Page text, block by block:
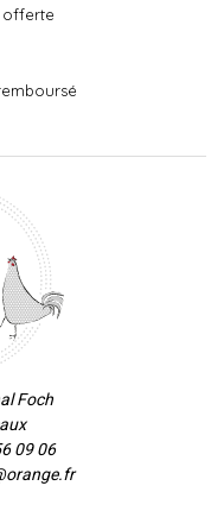
offerte
Foch
09 06